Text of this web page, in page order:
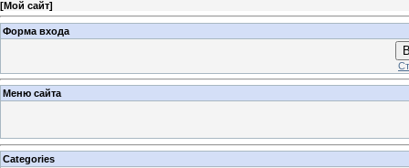
[Мой сайт]
Форма входа
Меню сайта
Categories